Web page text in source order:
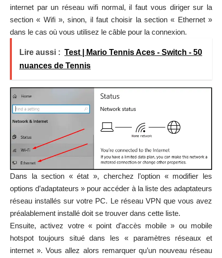
internet par un réseau wifi normal, il faut vous diriger sur la
section « Wifi », sinon, il faut choisir la section « Ethernet »
dans le cas où vous utilisez le câble pour la connexion.
Lire aussi : Test | Mario Tennis Aces - Switch - 50
nuances de Tennis
Dans la section « état », cherchez l’option « modifier les
options d’adaptateurs » pour accéder à la liste des adaptateurs
réseau installés sur votre PC. Le réseau VPN que vous avez
préalablement installé doit se trouver dans cette liste.
Ensuite, activez votre « point d’accès mobile » ou mobile
hotspot toujours situé dans les « paramètres réseaux et
internet ». Vous allez alors remarquer qu’un nouveau réseau